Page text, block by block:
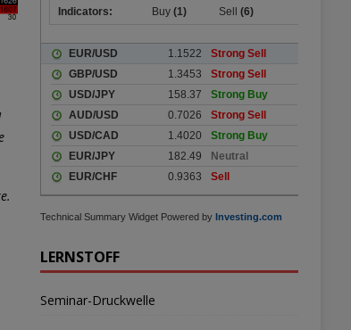
Technical Summary Widget Powered by Investing.com
LERNSTOFF
Seminar-Druckwelle